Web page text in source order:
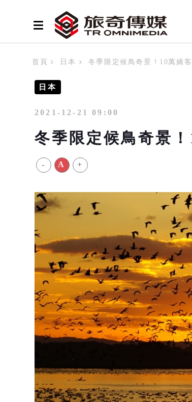
首頁 日本 冬季限定候鳥奇景！10萬嬌
日本
2021-12-21 09:00
冬季限定候鳥奇景
- A +